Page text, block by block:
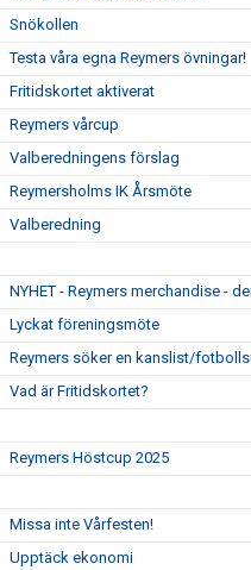
GÄNGREKRYTERING
Snökollen
Testa våra egna Reymers övningar!
Fritidskortet aktiverat
Reymers vårcup
Valberedningens förslag
Reymersholms IK Årsmöte
Valberedning
NYHET - Reymers merchandise -
Lyckat föreningsmöte
Reymers söker en kanslist/
Vad är Fritidskortet?
Reymers Höstcup 2025
Missa inte Vårfesten!
Upptäck ekonomi